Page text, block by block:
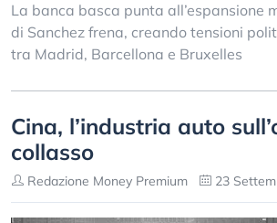
La banca basca punta all’espansione
di Sanchez frena, creando tensioni
tra Madrid, Barcellona e Bruxelles
Cina, l’industria auto
collasso
Redazione Money Premium 23